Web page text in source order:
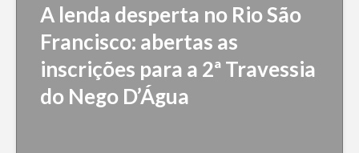
A lenda desperta no Rio São
Francisco: abertas as
inscrições para a 2ª Travessia
do Nego D’Água